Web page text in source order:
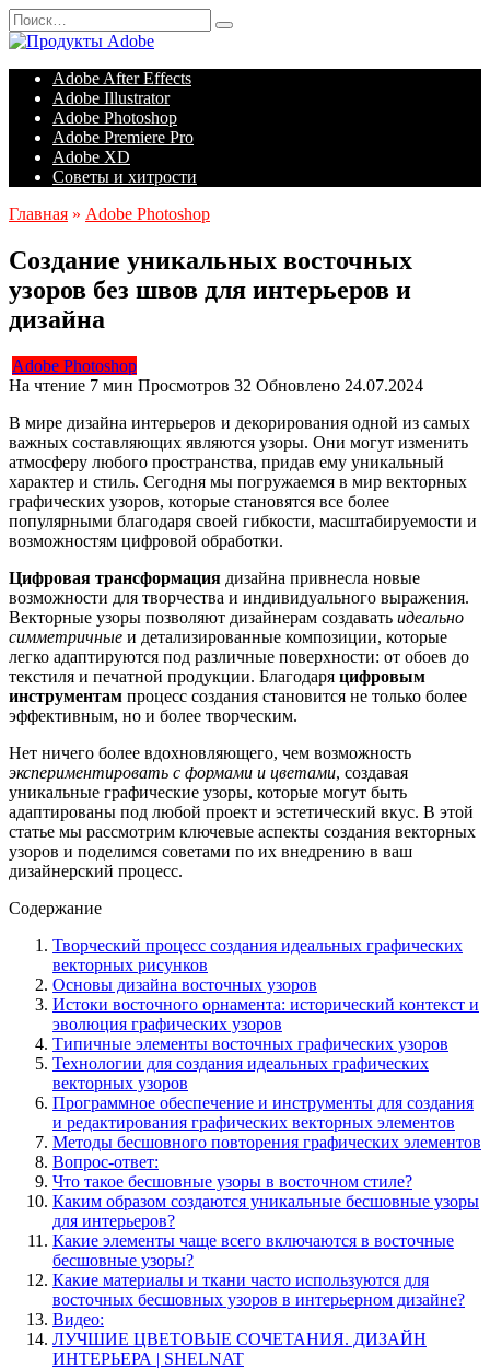
Перейти
к
содержанию
Search
for:
Adobe After Effects
Adobe Illustrator
Adobe Photoshop
Adobe Premiere Pro
Adobe XD
Советы и хитрости
Главная » Adobe Photoshop
Создание уникальных восточных
узоров без швов для интерьеров и
дизайна
Adobe Photoshop
На чтение 7 мин Просмотров 32 Обновлено 24.07.2024
В мире дизайна интерьеров и декорирования одной из самых
важных составляющих являются узоры. Они могут изменить
атмосферу любого пространства, придав ему уникальный
характер и стиль. Сегодня мы погружаемся в мир векторных
графических узоров, которые становятся все более
популярными благодаря своей гибкости, масштабируемости и
возможностям цифровой обработки.
Цифровая трансформация дизайна привнесла новые
возможности для творчества и индивидуального выражения.
Векторные узоры позволяют дизайнерам создавать идеально
симметричные и детализированные композиции, которые
легко адаптируются под различные поверхности: от обоев до
текстиля и печатной продукции. Благодаря цифровым
инструментам процесс создания становится не только более
эффективным, но и более творческим.
Нет ничего более вдохновляющего, чем возможность
экспериментировать с формами и цветами, создавая
уникальные графические узоры, которые могут быть
адаптированы под любой проект и эстетический вкус. В этой
статье мы рассмотрим ключевые аспекты создания векторных
узоров и поделимся советами по их внедрению в ваш
дизайнерский процесс.
Содержание
Творческий процесс создания идеальных графических
векторных рисунков
Основы дизайна восточных узоров
Истоки восточного орнамента: исторический контекст и
эволюция графических узоров
Типичные элементы восточных графических узоров
Технологии для создания идеальных графических
векторных узоров
Программное обеспечение и инструменты для создания
и редактирования графических векторных элементов
Методы бесшовного повторения графических элементов
Вопрос-ответ:
Что такое бесшовные узоры в восточном стиле?
Каким образом создаются уникальные бесшовные узоры
для интерьеров?
Какие элементы чаще всего включаются в восточные
бесшовные узоры?
Какие материалы и ткани часто используются для
восточных бесшовных узоров в интерьерном дизайне?
Видео:
ЛУЧШИЕ ЦВЕТОВЫЕ СОЧЕТАНИЯ. ДИЗАЙН
ИНТЕРЬЕРА | SHELNAT